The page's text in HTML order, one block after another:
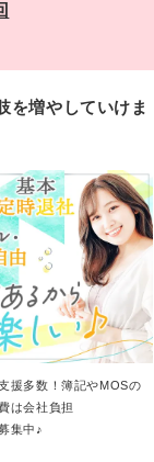
を増やしていけま
援多数！簿記やMOSの
は会社負担
集中♪